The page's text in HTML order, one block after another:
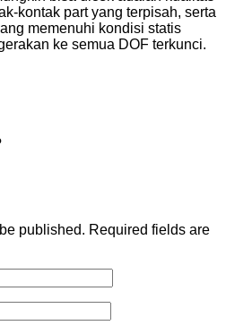
kontak part yang terpisah, serta
memenuhi kondisi statis
ke semua DOF terkunci.
published. Required fields are